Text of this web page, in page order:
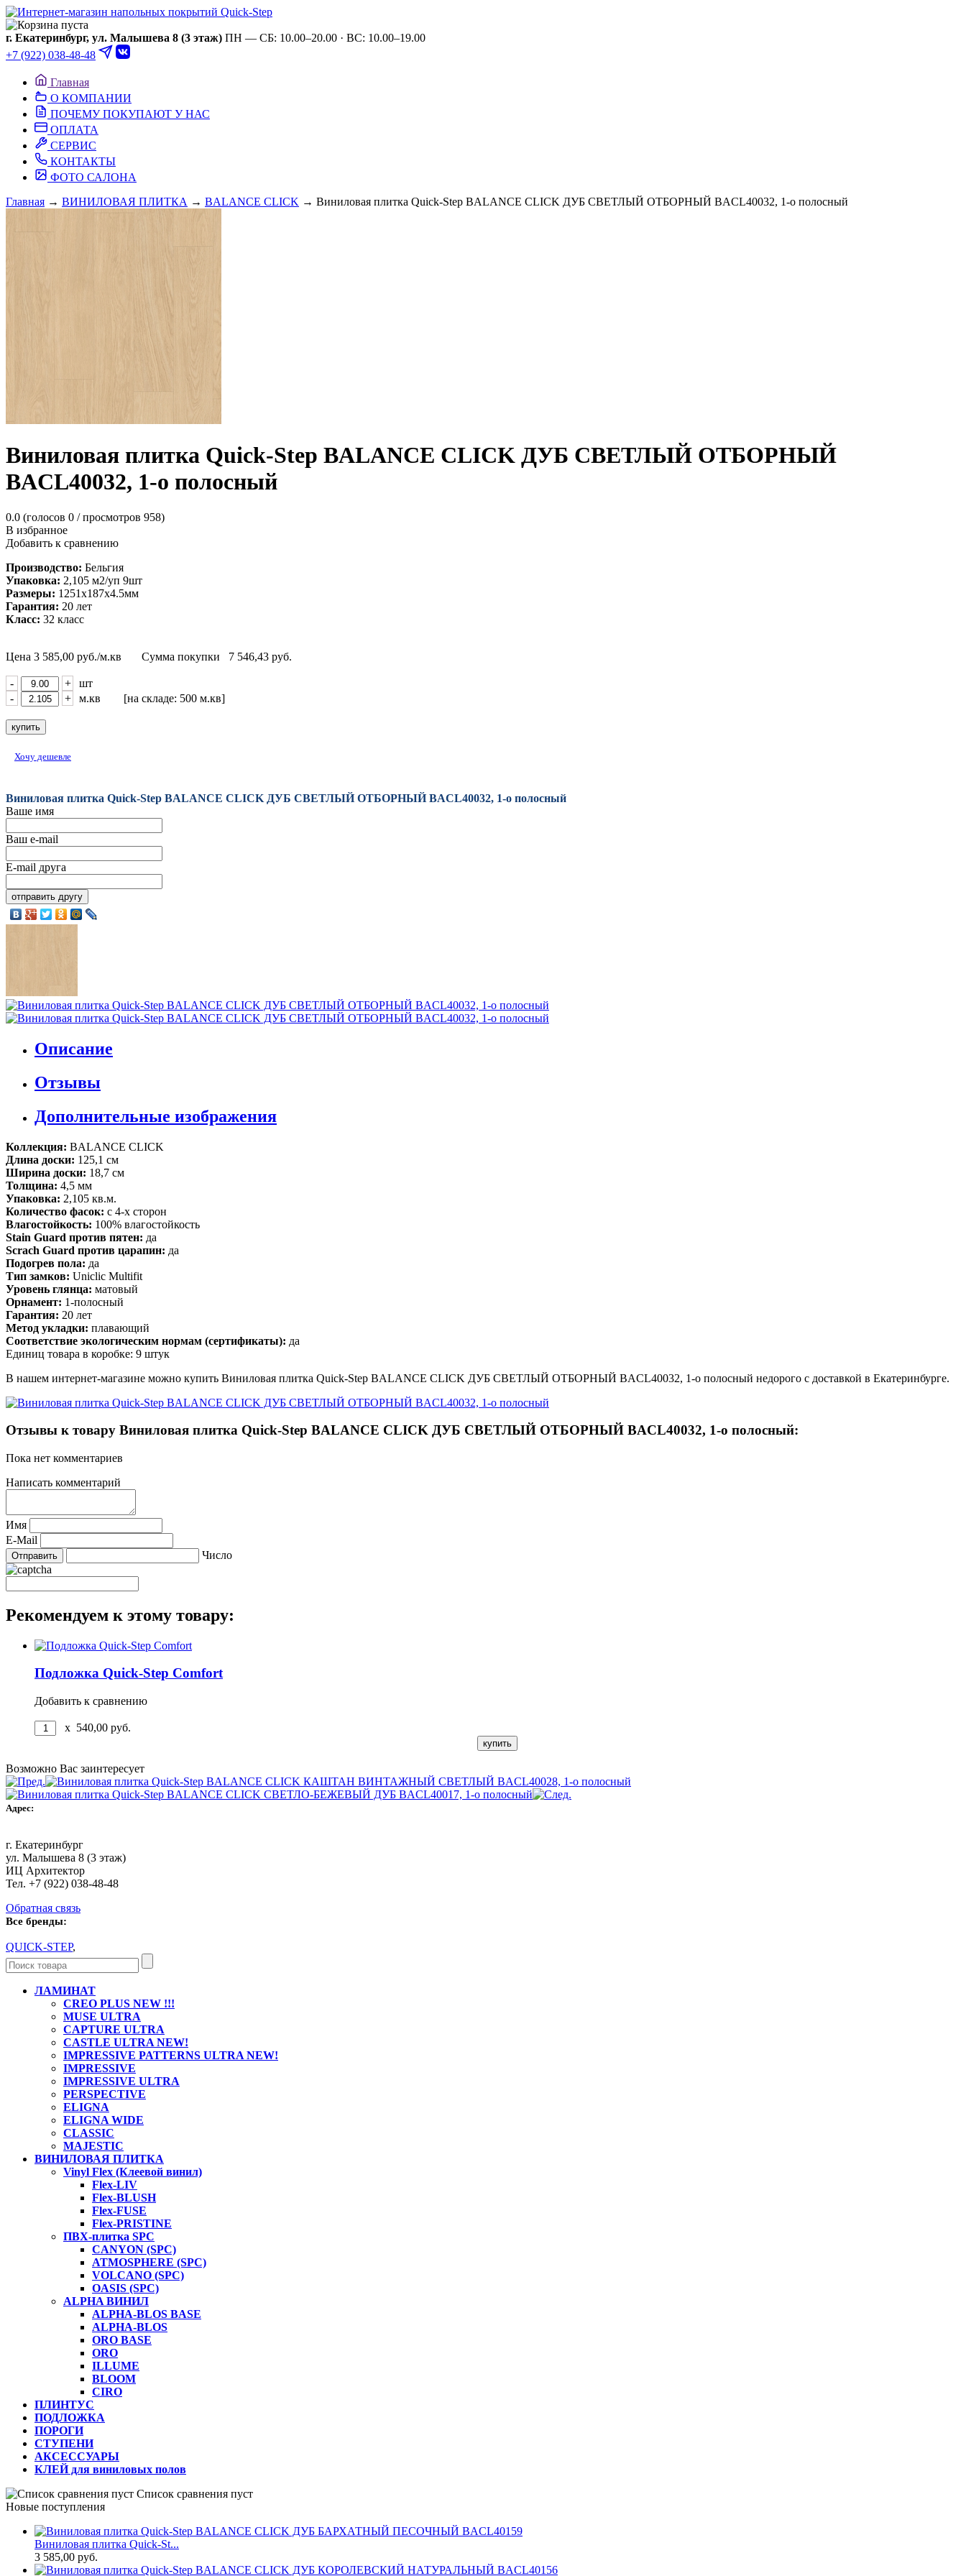
г. Екатеринбург, ул. Малышева 8 (3 этаж) ПН — СБ: 10.00–20.00 · ВС: 10.00–19.00
+7 (922) 038-48-48
Главная
О КОМПАНИИ
ПОЧЕМУ ПОКУПАЮТ У НАС
ОПЛАТА
СЕРВИС
КОНТАКТЫ
ФОТО САЛОНА
Главная → ВИНИЛОВАЯ ПЛИТКА → BALANCE CLICK → Виниловая плитка Quick-Step BALANCE CLICK ДУБ СВЕТЛЫЙ ОТБОРНЫЙ BACL40032, 1-о полосный
Виниловая плитка Quick-Step BALANCE CLICK ДУБ СВЕТЛЫЙ ОТБОРНЫЙ
BACL40032, 1-о полосный
0.0 (голосов 0 / просмотров 958)
В избранное
Добавить к сравнению
Производство: Бельгия
Упаковка: 2,105 м2/уп 9шт
Размеры: 1251х187х4.5мм
Гарантия: 20 лет
Класс: 32 класс
Цена 3 585,00 руб./м.кв Сумма покупки 7 546,43 руб.
- +
шт
-
+ м.кв [на складе: 500 м.кв]
Хочу дешевле
Виниловая плитка Quick-Step BALANCE CLICK ДУБ СВЕТЛЫЙ ОТБОРНЫЙ BACL40032, 1-о полосный
Ваше имя
Ваш e-mail
E-mail друга
Описание
Отзывы
Дополнительные изображения
Коллекция: BALANCE CLICK
Длина доски: 125,1 см
Ширина доски: 18,7 см
Толщина: 4,5 мм
Упаковка: 2,105 кв.м.
Количество фасок: с 4-х сторон
Влагостойкость: 100% влагостойкость
Stain Guard против пятен: да
Scrach Guard против царапин: да
Подогрев пола: да
Тип замков: Uniclic Multifit
Уровень глянца: матовый
Орнамент: 1-полосный
Гарантия: 20 лет
Метод укладки: плавающий
Соответствие экологическим нормам (сертификаты): да
Единиц товара в коробке: 9 штук
В нашем интернет-магазине можно купить Виниловая плитка Quick-Step BALANCE CLICK ДУБ СВЕТЛЫЙ ОТБОРНЫЙ BACL40032, 1-о полосный недорого с доставкой в Екатеринбурге.
Отзывы к товару Виниловая плитка Quick-Step BALANCE CLICK ДУБ СВЕТЛЫЙ ОТБОРНЫЙ BACL40032, 1-о полосный:
Пока нет комментариев
Написать комментарий
Имя
E-Mail
Число
Рекомендуем к этому товару:
Подложка Quick-Step Comfort
Добавить к сравнению
x 540,00 руб.
Возможно Вас заинтересует
Адрес:
г. Екатеринбург
ул. Малышева 8 (3 этаж)
ИЦ Архитектор
Тел. +7 (922) 038-48-48
Обратная связь
Все бренды:
QUICK-STEP,
ЛАМИНАТ
CREO PLUS NEW !!!
MUSE ULTRA
CAPTURE ULTRA
CASTLE ULTRA NEW!
IMPRESSIVE PATTERNS ULTRA NEW!
IMPRESSIVE
IMPRESSIVE ULTRA
PERSPECTIVE
ELIGNA
ELIGNA WIDE
CLASSIC
MAJESTIC
ВИНИЛОВАЯ ПЛИТКА
Vinyl Flex (Клеевой винил)
Flex-LIV
Flex-BLUSH
Flex-FUSE
Flex-PRISTINE
ПВХ-плитка SPC
CANYON (SPC)
ATMOSPHERE (SPC)
VOLCANO (SPC)
OASIS (SPC)
ALPHA ВИНИЛ
ALPHA-BLOS BASE
ALPHA-BLOS
ORO BASE
ORO
ILLUME
BLOOM
CIRO
ПЛИНТУС
ПОДЛОЖКА
ПОРОГИ
СТУПЕНИ
АКСЕССУАРЫ
КЛЕЙ для виниловых полов
Список сравнения пуст
Новые поступления
Виниловая плитка Quick-St...
3 585,00 руб.